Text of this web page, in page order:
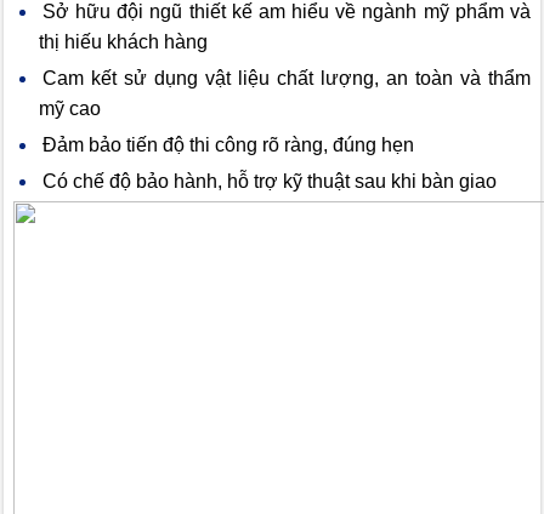
Sở hữu đội ngũ thiết kế am hiểu về ngành mỹ phẩm và
thị hiếu khách hàng
Cam kết sử dụng vật liệu chất lượng, an toàn và thẩm
mỹ cao
Đảm bảo tiến độ thi công rõ ràng, đúng hẹn
Có chế độ bảo hành, hỗ trợ kỹ thuật sau khi bàn giao